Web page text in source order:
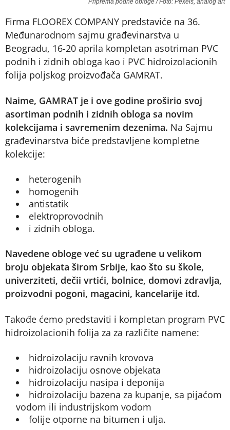
Priprema podne obloge / Foto: Pexels, analog art
Firma FLOOREX COMPANY predstaviće na 36.
Međunarodnom sajmu građevinarstva u
Beogradu, 16-20 aprila kompletan asotriman PVC
podnih i zidnih obloga kao i PVC hidroizolacionih
folija poljskog proizvođača GAMRAT.
Naime, GAMRAT je i ove godine proširio svoj
asortiman podnih i zidnih obloga sa novim
kolekcijama i savremenim dezenima. Na Sajmu
građevinarstva biće predstavljene kompletne
kolekcije:
heterogenih
homogenih
antistatik
elektroprovodnih
i zidnih obloga.
Navedene obloge već su ugrađene u velikom
broju objekata širom Srbije, kao što su škole,
univerziteti, dečii vrtići, bolnice, domovi zdravlja,
proizvodni pogoni, magacini, kancelarije itd.
Takođe ćemo predstaviti i kompletan program PVC
hidroizolacionih folija za za različite namene:
hidroizolaciju ravnih krovova
hidroizolaciju osnove objekata
hidroizolaciju nasipa i deponija
hidroizolaciju bazena za kupanje, sa pijaćom
vodom ili industrijskom vodom
folije otporne na bitumen i ulja.